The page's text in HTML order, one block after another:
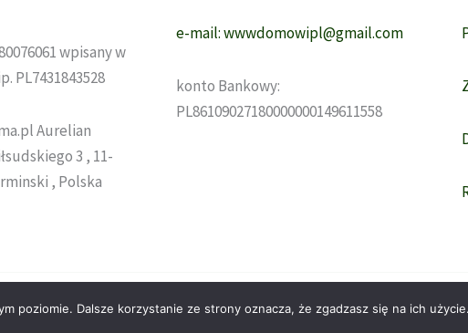
wpisany w
PL7431843528
Aurelian
3 , 11-
, Polska
e-mail: wwwdomowipl@gmail.com
konto Bankowy:
PL86109027180000000149611558
Prawa autorskie © 2026 domowi.pl
poziomie. Dalsze korzystanie ze strony oznacza, że zgadzasz się na ich użycie.